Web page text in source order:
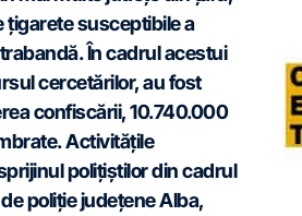
țigarete susceptibile a
În cadrul acestui
cercetărilor, au fost
confiscării, 10.740.000
Activitățile
polițiștilor din cadrul
poliție județene Alba,